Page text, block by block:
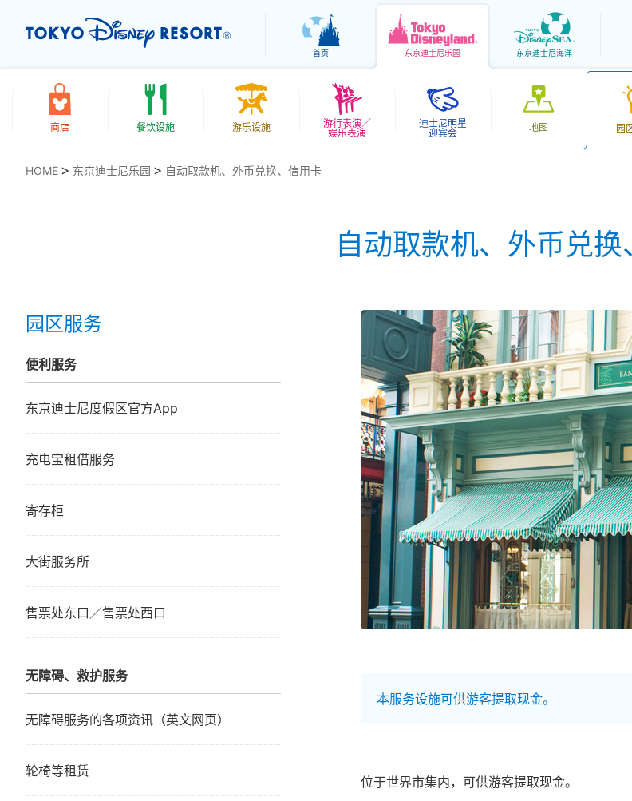
首页 东京迪士尼乐园 东京迪士尼海洋
商店 餐饮设施 游乐设施
游行表演／
娱乐表演
迪士尼明星
迎宾会
地图 园
HOME 东京迪士尼乐园 自动取款机、外币兑换、信用卡
自动取款机、外币兑
本服务设施可供游客提取现金。
位于世界市集内，可供游客提取现金。
园区服务
便利服务
东京迪士尼度假区官方App
充电宝租借服务
寄存柜
大街服务所
售票处东口／售票处西口
无障碍、救护服务
无障碍服务的各项资讯（英文网页）
轮椅等租赁